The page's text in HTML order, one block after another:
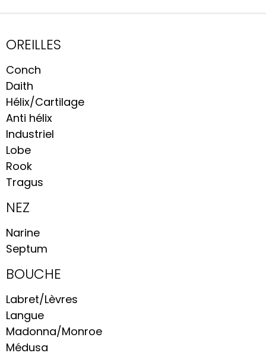
OREILLES
Conch
Daith
Hélix/Cartilage
Anti hélix
Industriel
Lobe
Rook
Tragus
NEZ
Narine
Septum
BOUCHE
Labret/Lèvres
Langue
Madonna/Monroe
Médusa